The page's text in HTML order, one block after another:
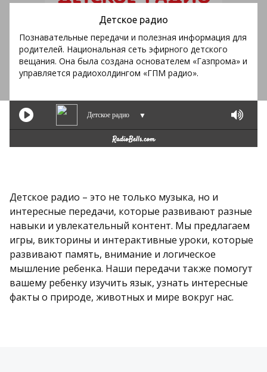
Детское радио
Познавательные передачи и полезная информация для
родителей. Национальная сеть эфирного детского
вещания. Она была создана основателем «Газпрома» и
управляется радиохолдингом «ГПМ радио».
Детское радио ▼
Детское радио – это не только музыка, но и
интересные передачи, которые развивают разные
навыки и увлекательный контент. Мы предлагаем
игры, викторины и интерактивные уроки, которые
развивают память, внимание и логическое
мышление ребенка. Наши передачи также помогут
вашему ребенку изучить язык, узнать интересные
факты о природе, животных и мире вокруг нас.